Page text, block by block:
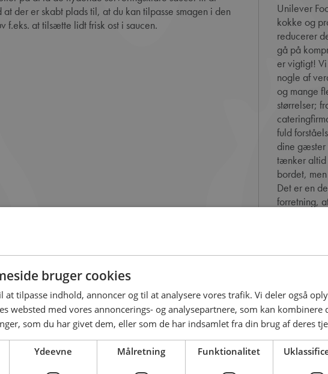
der er skabt plads til, at du kan tilpasse smagen i den
f.eks. at tilsætte lidt frisk ost i saucen.
Unilever
kokke og
reducerer
gå på
er vigtigt!
nogle af
og mange
størrelser;
fuld
dine gæster
tænker altid
bordet,
Det er en
forretning,
mindre
vores
DIG!
SE
bruger cookies
at tilpasse indhold, annoncer og til at analysere vores trafik. Vi deler også
websted med vores annoncerings- og analysepartnere, som kan kombinere
som du har givet dem, eller som de har indsamlet fra din brug af deres
Ydeevne Målretning Funktionalitet